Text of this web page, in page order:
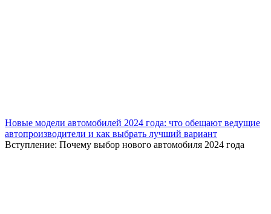
Новые модели автомобилей 2024 года: что обещают ведущие
автопроизводители и как выбрать лучший вариант
Вступление: Почему выбор нового автомобиля 2024 года